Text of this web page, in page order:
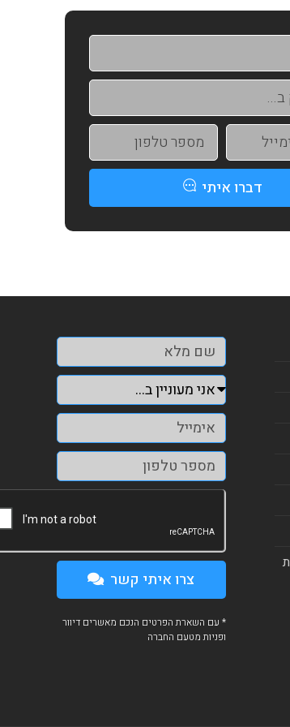
דברו איתי
צרו איתי קשר
* עם השארת הפרטים הנכם מאשרים דיוור
ופניות מטעם החברה